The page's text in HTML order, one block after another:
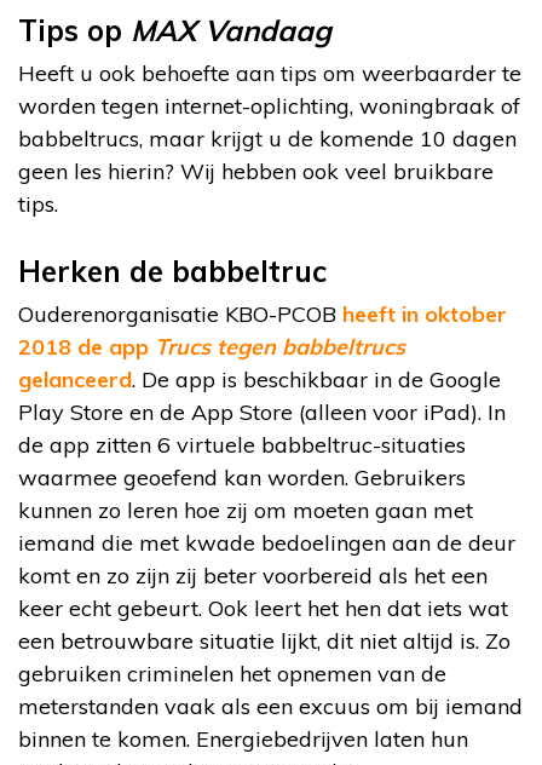
Tips op MAX Vandaag
Heeft u ook behoefte aan tips om weerbaarder te
worden tegen internet-oplichting, woningbraak of
babbeltrucs, maar krijgt u de komende 10 dagen
geen les hierin? Wij hebben ook veel bruikbare
tips.
Herken de babbeltruc
Ouderenorganisatie KBO-PCOB heeft in oktober
2018 de app Trucs tegen babbeltrucs
gelanceerd. De app is beschikbaar in de Google
Play Store en de App Store (alleen voor iPad). In
de app zitten 6 virtuele babbeltruc-situaties
waarmee geoefend kan worden. Gebruikers
kunnen zo leren hoe zij om moeten gaan met
iemand die met kwade bedoelingen aan de deur
komt en zo zijn zij beter voorbereid als het een
keer echt gebeurt. Ook leert het hen dat iets wat
een betrouwbare situatie lijkt, dit niet altijd is. Zo
gebruiken criminelen het opnemen van de
meterstanden vaak als een excuus om bij iemand
binnen te komen. Energiebedrijven laten hun